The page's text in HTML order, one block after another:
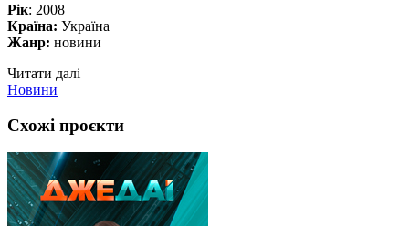
Рік: 2008
Країна: Україна
Жанр: новини
Читати далі
Новини
Схожі проєкти